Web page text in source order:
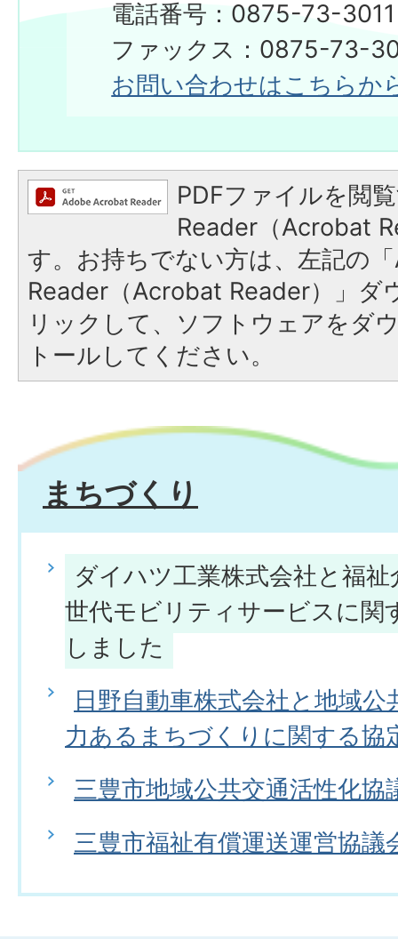
電話番号：0875-73-3011
ファックス：0875-73-
お問い合わせはこちらか
PDFファイルを閲
Reader（Acrobat
す。お持ちでない方は、左記の
Reader（Acrobat Reader）」ダ
リックして、ソフトウェアをダ
トールしてください。
まちづくり
ダイハツ工業株式会社と福
世代モビリティサービスに関
しました
日野自動車株式会社と地域
力あるまちづくりに関する協
三豊市地域公共交通活性化協
三豊市福祉有償運送運営協議